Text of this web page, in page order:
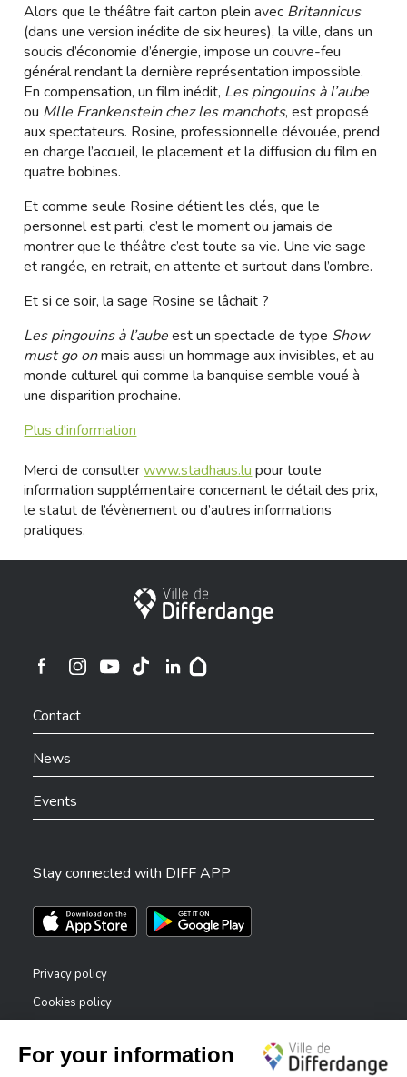
Alors que le théâtre fait carton plein avec Britannicus
(dans une version inédite de six heures), la ville, dans un
soucis d’économie d’énergie, impose un couvre-feu
général rendant la dernière représentation impossible.
En compensation, un film inédit, Les pingouins à l’aube
ou Mlle Frankenstein chez les manchots, est proposé
aux spectateurs. Rosine, professionnelle dévouée, prend
en charge l’accueil, le placement et la diffusion du film en
quatre bobines.
Et comme seule Rosine détient les clés, que le
personnel est parti, c’est le moment ou jamais de
montrer que le théâtre c’est toute sa vie. Une vie sage
et rangée, en retrait, en attente et surtout dans l’ombre.
Et si ce soir, la sage Rosine se lâchait ?
Les pingouins à l’aubeest un spectacle de type Show
must go onmais aussi un hommage aux invisibles, et au
monde culturel qui comme la banquise semble voué à
une disparition prochaine.
Plus d'information
Merci de consulterwww.stadhaus.lu pour toute
information supplémentaire concernant le détail des prix,
le statut de l’évènement ou d’autres informations
pratiques.
City of Differdange
Ville de Differdange sur Instagram
Contact
News
Events
Stay connected with DIFF APP
Téléchargez l'app sur l'App StoreTéléchargez l'app sur Play Store
Privacy policy
Cookies policy
Accessibility statement